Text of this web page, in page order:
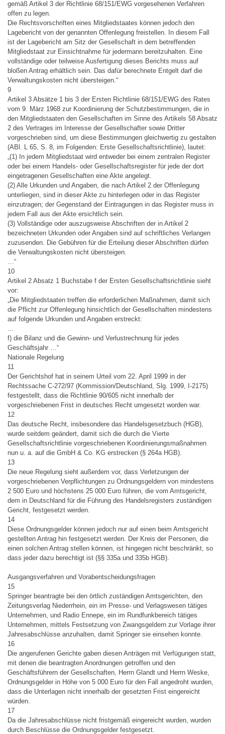
gemäß Artikel 3 der Richtlinie 68/151/EWG vorgesehenen Verfahren
offen zu legen.
Die Rechtsvorschriften eines Mitgliedstaates können jedoch den
Lagebericht von der genannten Offenlegung freistellen. In diesem Fall
ist der Lagebericht am Sitz der Gesellschaft in dem betreffenden
Mitgliedstaat zur Einsichtnahme für jedermann bereitzuhalten. Eine
vollständige oder teilweise Ausfertigung dieses Berichts muss auf
bloßen Antrag erhältlich sein. Das dafür berechnete Entgelt darf die
Verwaltungskosten nicht übersteigen.“
9
Artikel 3 Absätze 1 bis 3 der Ersten Richtlinie 68/151/EWG des Rates
vom 9. März 1968 zur Koordinierung der Schutzbestimmungen, die in
den Mitgliedstaaten den Gesellschaften im Sinne des Artikels 58 Absatz
2 des Vertrages im Interesse der Gesellschafter sowie Dritter
vorgeschrieben sind, um diese Bestimmungen gleichwertig zu gestalten
(ABl. L 65, S. 8, im Folgenden: Erste Gesellschaftsrichtlinie), lautet:
„(1) In jedem Mitgliedstaat wird entweder bei einem zentralen Register
oder bei einem Handels- oder Gesellschaftsregister für jede der dort
eingetragenen Gesellschaften eine Akte angelegt.
(2) Alle Urkunden und Angaben, die nach Artikel 2 der Offenlegung
unterliegen, sind in dieser Akte zu hinterlegen oder in das Register
einzutragen; der Gegenstand der Eintragungen in das Register muss in
jedem Fall aus der Akte ersichtlich sein.
(3) Vollständige oder auszugsweise Abschriften der in Artikel 2
bezeichneten Urkunden oder Angaben sind auf schriftliches Verlangen
zuzusenden. Die Gebühren für die Erteilung dieser Abschriften dürfen
die Verwaltungskosten nicht übersteigen.
…“
10
Artikel 2 Absatz 1 Buchstabe f der Ersten Gesellschaftsrichtlinie sieht
vor:
„Die Mitgliedstaaten treffen die erforderlichen Maßnahmen, damit sich
die Pflicht zur Offenlegung hinsichtlich der Gesellschaften mindestens
auf folgende Urkunden und Angaben erstreckt:
...
f) die Bilanz und die Gewinn- und Verlustrechnung für jedes
Geschäftsjahr …“
Nationale Regelung
11
Der Gerichtshof hat in seinem Urteil vom 22. April 1999 in der
Rechtssache C-272/97 (Kommission/Deutschland, Slg. 1999, I-2175)
festgestellt, dass die Richtlinie 90/605 nicht innerhalb der
vorgeschriebenen Frist in deutsches Recht umgesetzt worden war.
12
Das deutsche Recht, insbesondere das Handelsgesetzbuch (HGB),
wurde seitdem geändert, damit sich die durch die Vierte
Gesellschaftsrichtlinie vorgeschriebenen Koordinierungsmaßnahmen
nun u. a. auf die GmbH & Co. KG erstrecken (§ 264a HGB).
13
Die neue Regelung sieht außerdem vor, dass Verletzungen der
vorgeschriebenen Verpflichtungen zu Ordnungsgeldern von mindestens
2 500 Euro und höchstens 25 000 Euro führen, die vom Amtsgericht,
dem in Deutschland für die Führung des Handelsregisters zuständigen
Gericht, festgesetzt werden.
14
Diese Ordnungsgelder können jedoch nur auf einen beim Amtsgericht
gestellten Antrag hin festgesetzt werden. Der Kreis der Personen, die
einen solchen Antrag stellen können, ist hingegen nicht beschränkt, so
dass jeder dazu berechtigt ist (§§ 335a und 335b HGB).
Ausgangsverfahren und Vorabentscheidungsfragen
15
Springer beantragte bei den örtlich zuständigen Amtsgerichten, den
Zeitungsverlag Niederrhein, ein im Presse- und Verlagswesen tätiges
Unternehmen, und Radio Ennepe, ein im Rundfunkbereich tätiges
Unternehmen, mittels Festsetzung von Zwangsgeldern zur Vorlage ihrer
Jahresabschlüsse anzuhalten, damit Springer sie einsehen konnte.
16
Die angerufenen Gerichte gaben diesen Anträgen mit Verfügungen statt,
mit denen die beantragten Anordnungen getroffen und den
Geschäftsführern der Gesellschaften, Herrn Glandt und Herrn Weske,
Ordnungsgelder in Höhe von 5 000 Euro für den Fall angedroht wurden,
dass die Unterlagen nicht innerhalb der gesetzten Frist eingereicht
würden.
17
Da die Jahresabschlüsse nicht fristgemäß eingereicht wurden, wurden
durch Beschlüsse die Ordnungsgelder festgesetzt.